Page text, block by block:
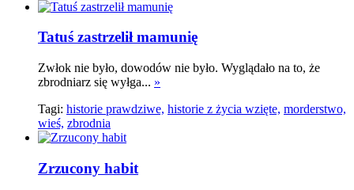
Tatuś zastrzelił mamunię
Zwłok nie było, dowodów nie było. Wyglądało na to, że
zbrodniarz się wyłga... »
Tagi: historie prawdziwe, historie z życia wzięte, morderstwo,
wieś, zbrodnia
Zrzucony habit